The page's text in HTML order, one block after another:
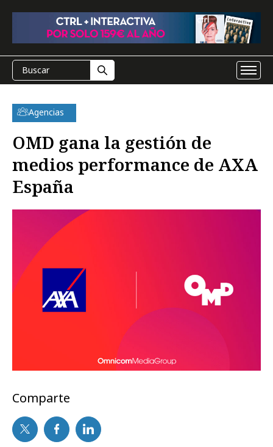
Agencias
OMD gana la gestión de
medios performance de AXA
España
Comparte